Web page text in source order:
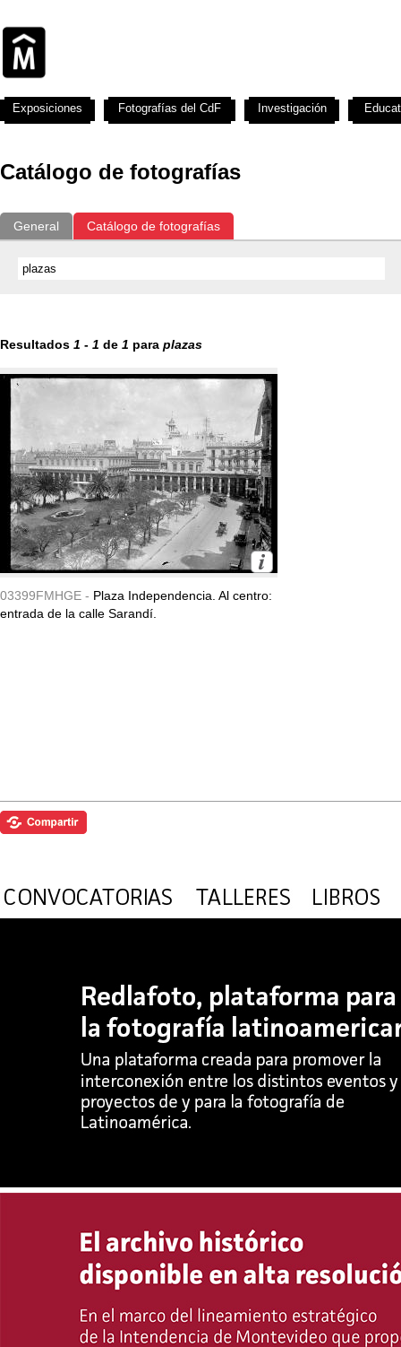
Catálogo de fotografías
General Catálogo de fotografías
Resultados 1 - 1 de 1 para plazas
03399FMHGE - Plaza Independencia. Al centro:
entrada de la calle Sarandí.
Exposiciones Fotografías del CdF Investigación